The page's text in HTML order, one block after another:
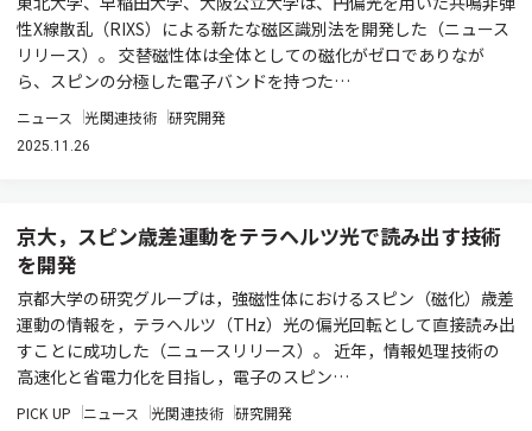
性X線散乱（RIXS）による新たな磁区識別法を開発した（ニュース
リリース）。 交替磁性体は全体としての磁化がゼロでありなが
ら、スピンの分極した電子バンドを持つた…
ニュース 光関連技術 研究開発
2025.11.26
京大，スピン歳差運動をテラヘルツ光で読み出す技術
を開発
京都大学の研究グループは，強磁性体におけるスピン（磁化）歳差
運動の情報を，テラヘルツ（THz）光の偏光回転として直接読み出
すことに成功した（ニュースリリース）。 近年，情報処理技術の
高速化と省電力化を目指し，電子のスピン…
PICK UP ニュース 光関連技術 研究開発